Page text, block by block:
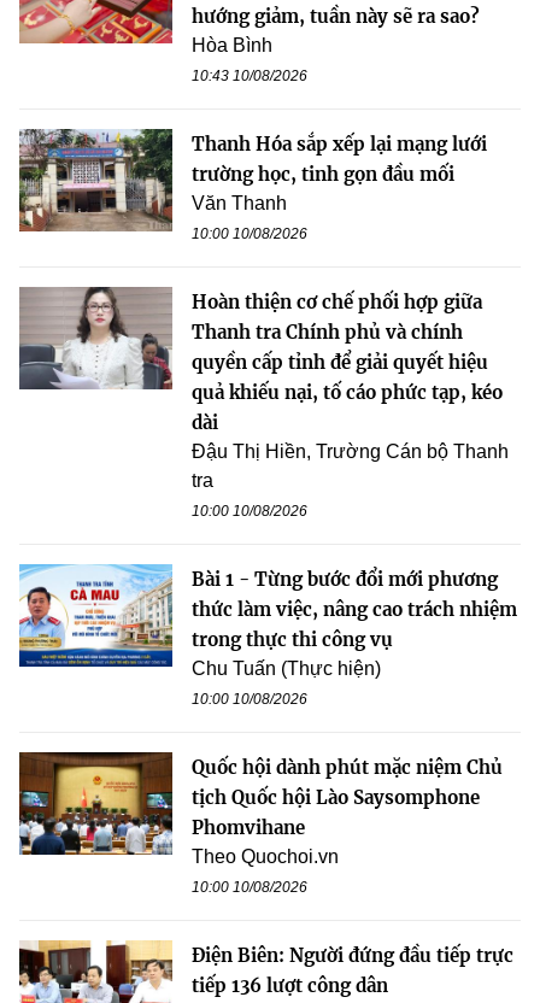
hướng giảm, tuần này sẽ ra sao?
Hòa Bình
10:43 10/08/2026
Thanh Hóa sắp xếp lại mạng lưới
trường học, tinh gọn đầu mối
Văn Thanh
10:00 10/08/2026
Hoàn thiện cơ chế phối hợp giữa
Thanh tra Chính phủ và chính
quyền cấp tỉnh để giải quyết hiệu
quả khiếu nại, tố cáo phức tạp, kéo
dài
Đậu Thị Hiền, Trường Cán bộ Thanh
tra
10:00 10/08/2026
Bài 1 - Từng bước đổi mới phương
thức làm việc, nâng cao trách nhiệm
trong thực thi công vụ
Chu Tuấn (Thực hiện)
10:00 10/08/2026
Quốc hội dành phút mặc niệm Chủ
tịch Quốc hội Lào Saysomphone
Phomvihane
Theo Quochoi.vn
10:00 10/08/2026
Điện Biên: Người đứng đầu tiếp trực
tiếp 136 lượt công dân